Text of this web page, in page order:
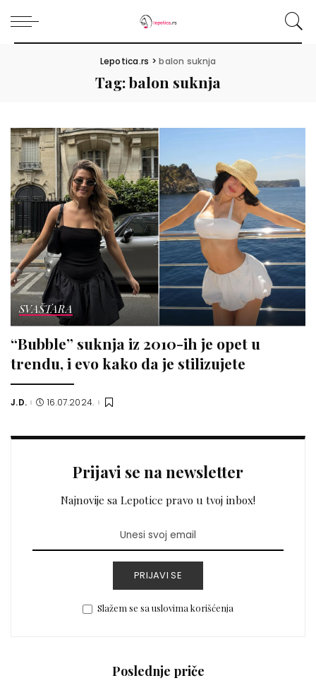
Lepotica.rs >balon suknja
Tag:balon suknja
SVAŠTARA
“Bubble” suknja iz 2010-ih je opet u
trendu, i evo kako da je stilizujete
Posted
J.D. 16.07.2024.
Prijavi se na newsletter
Najnovije sa Lepotice pravo u tvoj inbox!
PRIJAVI SE
Slažem se sa uslovima korišćenja
Poslednje priče